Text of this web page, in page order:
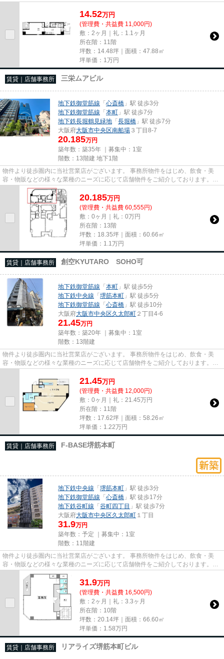
尚、弊社ではおとり広告は一切...
14.52万円
(管理費・共益費 11,000円)
敷：2ヶ月｜礼：1.1ヶ月
所在階：11階
坪数：14.48坪｜面積：47.88㎡
坪単価： 1 万円
賃貸｜店舗事務所 三栄ムアビル
地下鉄御堂筋線 「心斎橋 」駅 徒歩3分
地下鉄御堂筋線 「本町 」駅 徒歩7分
地下鉄長堀鶴見緑地 「長堀橋 」駅 徒歩7分
大阪府大阪市中央区南船場 ３丁目8-7
20.185万円
築年数：築35年 ｜募集中： 1室
階数：13階建 地下1階
物件より徒歩圏内に当社営業店がございます。 事務所物件をはじめ、飲食・美
容・物販などの様々な業種のニーズに応じて店舗物件をご紹介しております。
尚、弊社ではおとり広告は一切...
20.185万円
(管理費・共益費 60,555円)
敷：0ヶ月｜礼：0万円
所在階：13階
坪数：18.35坪｜面積：60.66㎡
坪単価： 1.1 万円
賃貸｜店舗事務所 創空KYUTARO SOHO可
地下鉄御堂筋線 「本町 」駅 徒歩5分
地下鉄中央線 「堺筋本町 」駅 徒歩5分
地下鉄御堂筋線 「心斎橋 」駅 徒歩10分
大阪府大阪市中央区久太郎町 ２丁目4-6
21.45万円
築年数：築20年 ｜募集中： 1室
階数：13階建
物件より徒歩圏内に当社営業店がございます。 事務所物件をはじめ、飲食・美
容・物販などの様々な業種のニーズに応じて店舗物件をご紹介しております。
尚、弊社ではおとり広告は一切...
21.45万円
(管理費・共益費 12,000円)
敷：0ヶ月｜礼：21.45万円
所在階：11階
坪数：17.62坪｜面積：58.26㎡
坪単価： 1.22万円
賃貸｜店舗事務所 F-BASE堺筋本町
地下鉄中央線 「堺筋本町 」駅 徒歩3分
地下鉄御堂筋線 「心斎橋 」駅 徒歩17分
地下鉄谷町線 「谷町四丁目 」駅 徒歩7分
大阪府大阪市中央区久太郎町 １丁目
31.9万円
築年数：予定 ｜募集中： 1室
階数：11階建
物件より徒歩圏内に当社営業店がございます。 事務所物件をはじめ、飲食・美
容・物販などの様々な業種のニーズに応じて店舗物件をご紹介しております。
尚、弊社ではおとり広告は一切...
31.9万円
(管理費・共益費 16,500円)
敷：2ヶ月｜礼：3.3ヶ月
所在階：10階
坪数：20.14坪｜面積：66.60㎡
坪単価： 1.58万円
賃貸｜店舗事務所 リアライズ堺筋本町ビル